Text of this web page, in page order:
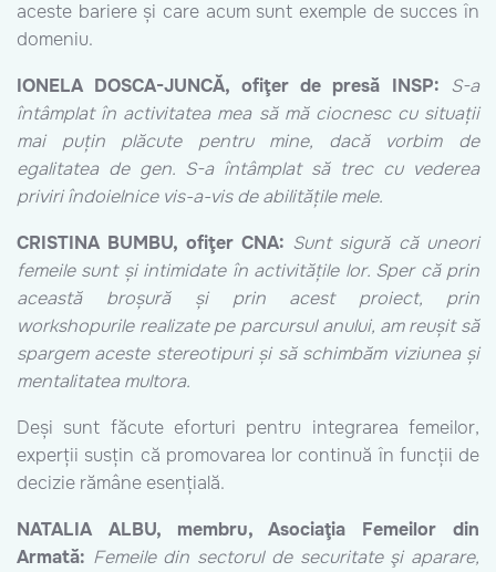
aceste bariere și care acum sunt exemple de succes în
domeniu.
IONELA DOSCA-JUNCĂ, ofiţer de presă INSP: S-a
întâmplat în activitatea mea să mă ciocnesc cu situații
mai puțin plăcute pentru mine, dacă vorbim de
egalitatea de gen. S-a întâmplat să trec cu vederea
priviri îndoielnice vis-a-vis de abilitățile mele.
CRISTINA BUMBU, ofiţer CNA: Sunt sigură că uneori
femeile sunt și intimidate în activitățile lor. Sper că prin
această broșură și prin acest proiect, prin
workshopurile realizate pe parcursul anului, am reușit să
spargem aceste stereotipuri și să schimbăm viziunea și
mentalitatea multora.
Deși sunt făcute eforturi pentru integrarea femeilor,
experții susțin că promovarea lor continuă în funcții de
decizie rămâne esențială.
NATALIA ALBU, membru, Asociaţia Femeilor din
Armată: Femeile din sectorul de securitate şi aparare,